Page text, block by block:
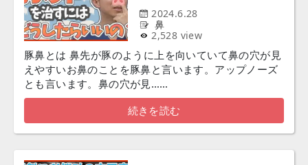
2024.6.28
鼻
2,528 view
豚鼻とは 鼻先が豚のように上を向いていて鼻の穴が見
えやすいお鼻のことを豚鼻と言います。アップノーズ
とも言います。鼻の穴が見……
続きを読む